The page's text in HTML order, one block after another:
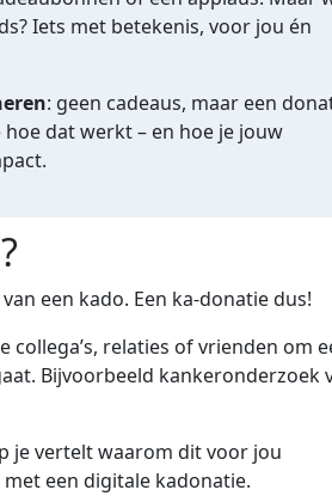
Iets met betekenis, voor jou én
: geen cadeaus, maar een
hoe dat werkt – en hoe je jouw
een kado. Een ka-donatie dus!
collega’s, relaties of vrienden om
Bijvoorbeeld kankeronderzoek
je vertelt waarom dit voor jou
een digitale kadonatie.